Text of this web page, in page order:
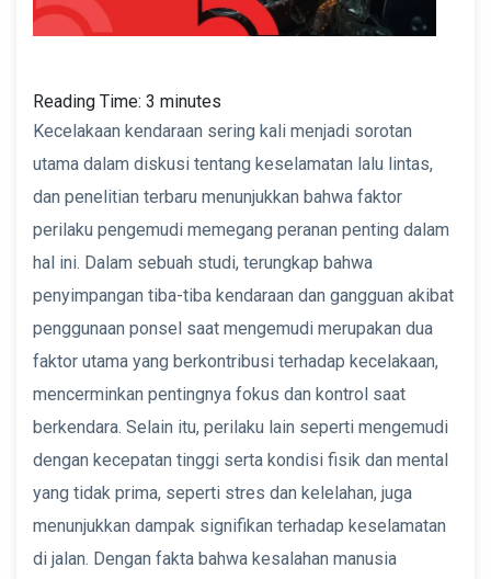
Reading Time: 3 minutes
Kecelakaan kendaraan sering kali menjadi sorotan
utama dalam diskusi tentang keselamatan lalu lintas,
dan penelitian terbaru menunjukkan bahwa faktor
perilaku pengemudi memegang peranan penting dalam
hal ini. Dalam sebuah studi, terungkap bahwa
penyimpangan tiba-tiba kendaraan dan gangguan akibat
penggunaan ponsel saat mengemudi merupakan dua
faktor utama yang berkontribusi terhadap kecelakaan,
mencerminkan pentingnya fokus dan kontrol saat
berkendara. Selain itu, perilaku lain seperti mengemudi
dengan kecepatan tinggi serta kondisi fisik dan mental
yang tidak prima, seperti stres dan kelelahan, juga
menunjukkan dampak signifikan terhadap keselamatan
di jalan. Dengan fakta bahwa kesalahan manusia